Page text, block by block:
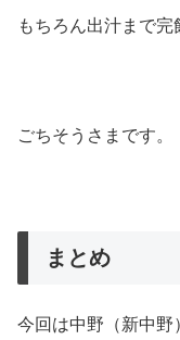
もちろん出汁まで完
ごちそうさまです。
まとめ
今回は中野（新中野